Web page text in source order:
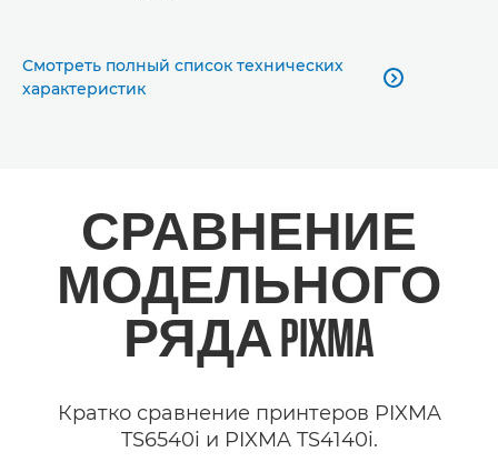
Смотреть полный список технических
характеристик

СРАВНЕНИЕ
МОДЕЛЬНОГО
РЯДА PIXMA
Кратко сравнение принтеров PIXMA
TS6540i и PIXMA TS4140i.